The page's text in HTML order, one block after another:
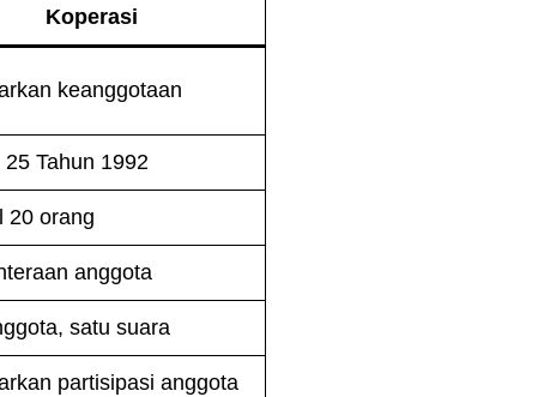
Koperasi
keanggotaan
25 Tahun 1992
20 orang
anggota
satu suara
partisipasi anggota